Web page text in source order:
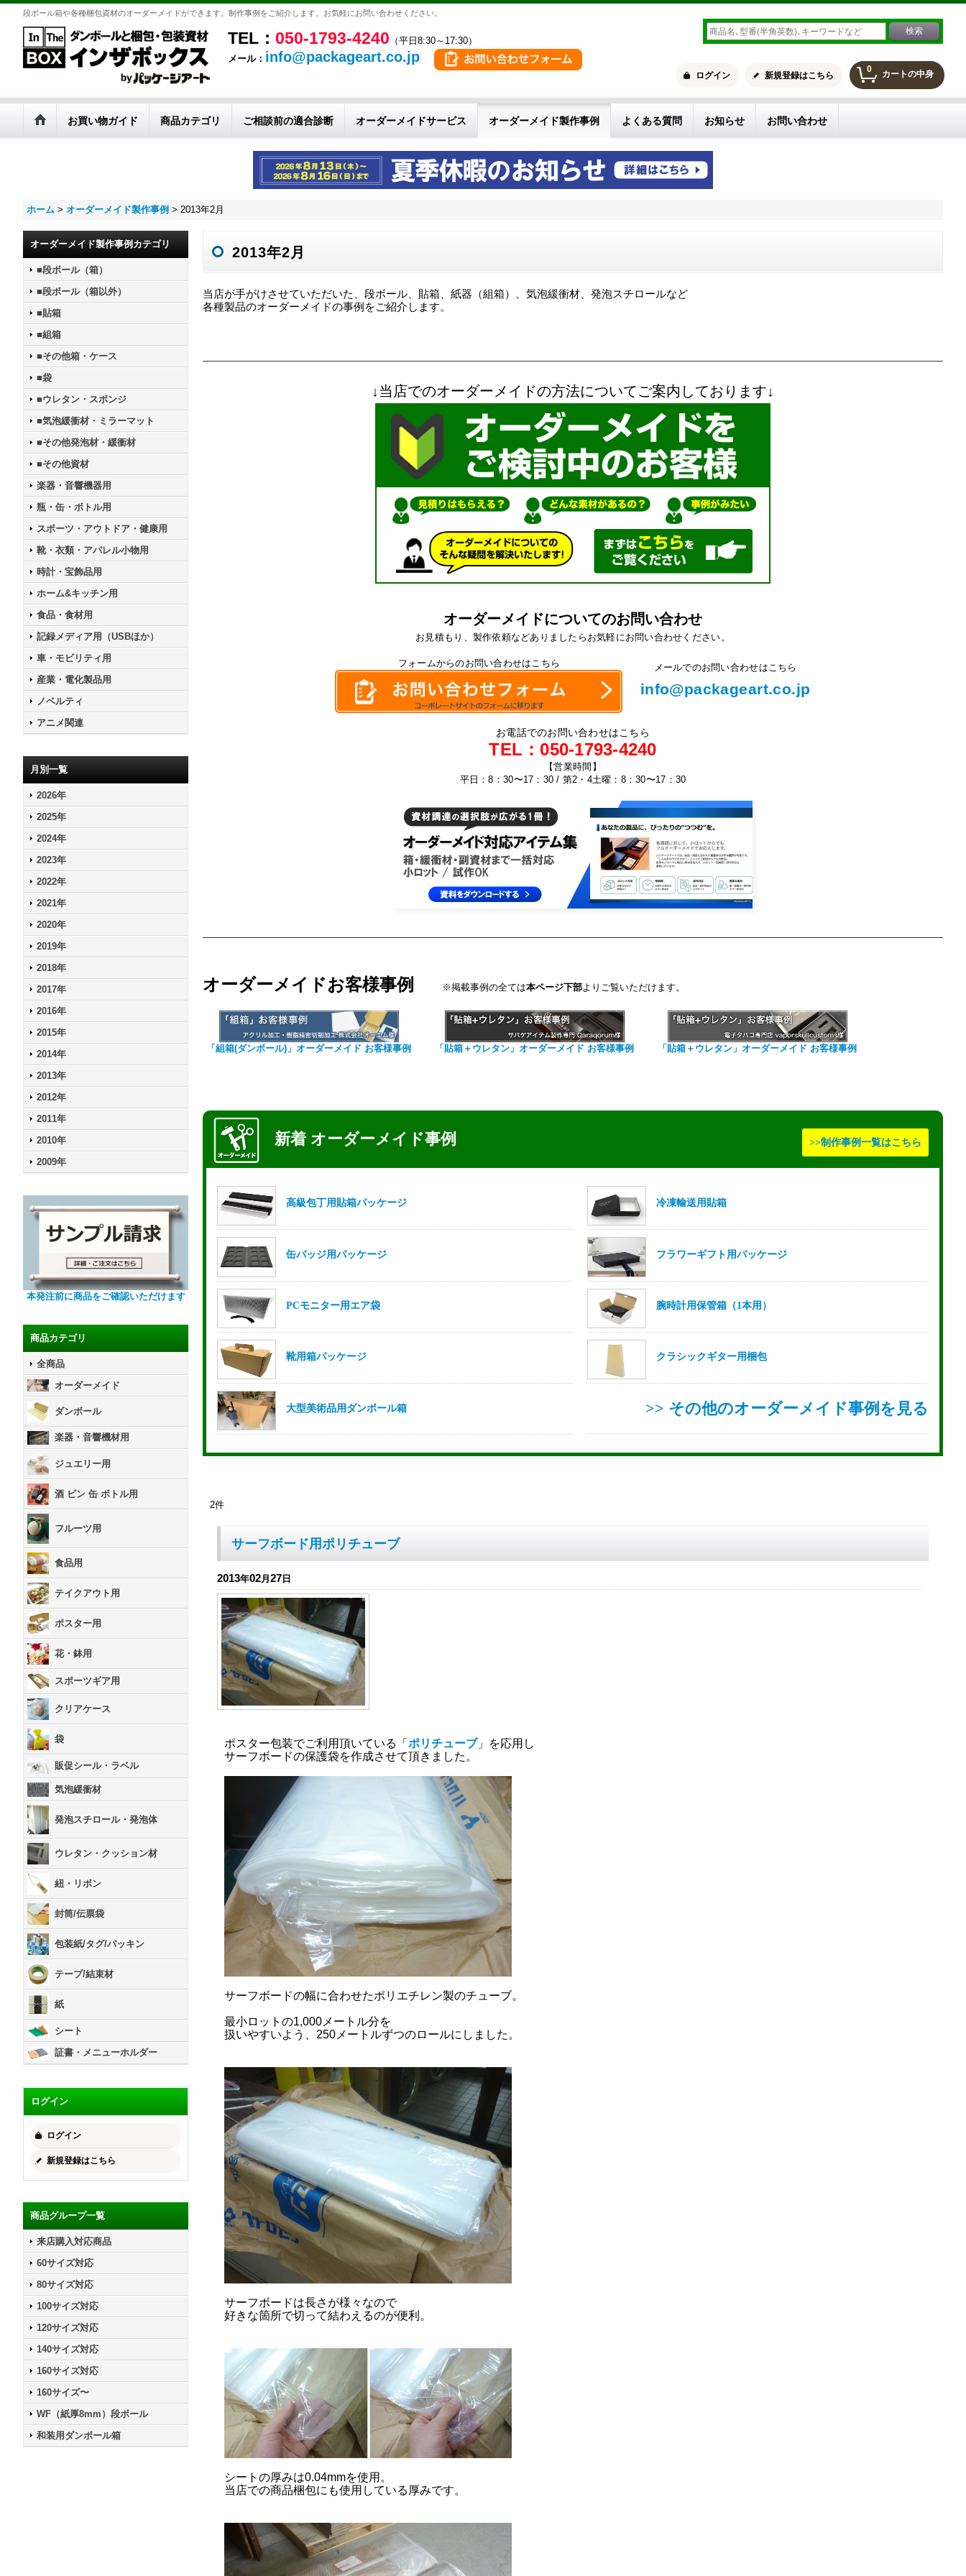
段ボール箱や各種梱包資材のオーダーメイドができます。制作事例をご紹介します。お気軽にお問い合わせください。
TEL： 050-1793-4240 （平日8:30～17:30）
メール： info@packageart.co.jp
0 カートの中身
ログイン 新規登録はこちら
お買い物ガイド 商品カテゴリ ご相談前の適合診断 オーダーメイドサービス オーダーメイド製作事例 よくある質問 お知らせ お問い合わせ
ホーム > オーダーメイド製作事例 > 2013年2月
オーダーメイド製作事例カテゴリ
■段ボール（箱）
■段ボール（箱以外）
■貼箱
■組箱
■その他箱・ケース
■袋
■ウレタン・スポンジ
■気泡緩衝材・ミラーマット
■その他発泡材・緩衝材
■その他資材
楽器・音響機器用
瓶・缶・ボトル用
スポーツ・アウトドア・健康用
靴・衣類・アパレル小物用
時計・宝飾品用
ホーム&キッチン用
食品・食材用
記録メディア用（USBほか）
車・モビリティ用
産業・電化製品用
ノベルティ
アニメ関連
月別一覧
2026年
2025年
2024年
2023年
2022年
2021年
2020年
2019年
2018年
2017年
2016年
2015年
2014年
2013年
2012年
2011年
2010年
2009年
本発注前に商品をご確認いただけます
商品カテゴリ
全商品
オーダーメイド
ダンボール
楽器・音響機材用
ジュエリー用
酒 ビン 缶 ボトル用
フルーツ用
食品用
テイクアウト用
ポスター用
花・鉢用
スポーツギア用
クリアケース
袋
販促シール・ラベル
気泡緩衝材
発泡スチロール・発泡体
ウレタン・クッション材
紐・リボン
封筒/伝票袋
包装紙/タグ/パッキン
テープ/結束材
紙
シート
証書・メニューホルダー
ログイン
ログイン
新規登録はこちら
商品グループ一覧
来店購入対応商品
60サイズ対応
80サイズ対応
100サイズ対応
120サイズ対応
140サイズ対応
160サイズ対応
160サイズ〜
WF（紙厚8mm）段ボール
和装用ダンボール箱
2013年2月
当店が手がけさせていただいた、段ボール、貼箱、紙器（組箱）、気泡緩衝材、発泡スチロールなど
各種製品のオーダーメイドの事例をご紹介します。
↓当店でのオーダーメイドの方法についてご案内しております↓
オーダーメイドについてのお問い合わせ
お見積もり、製作依頼などありましたらお気軽にお問い合わせください。
フォームからのお問い合わせはこちら メールでのお問い合わせはこちら
info@packageart.co.jp
お電話でのお問い合わせはこちら
TEL： 050-1793-4240
【営業時間】
平日：8：30〜17：30 / 第2・4土曜：8：30〜17：30
オーダーメイドお客様事例 ※掲載事例の全ては本ページ下部よりご覧いただけます。
「組箱(ダンボール)」オーダーメイド お客様事例 「貼箱＋ウレタン」オーダーメイド お客様事例 「貼箱＋ウレタン」オーダーメイド お客様事例
2件
サーフボード用ポリチューブ
2013年02月 27 日
ポスター包装でご利用頂いている「 ポリチューブ」を応用し
サーフボードの保護袋を作成させて頂きました。
サーフボードの幅に合わせたポリエチレン製のチューブ。
最小ロットの1,000メートル分を
扱いやすいよう、250メートルずつのロールにしました。
サーフボードは長さが様々なので
好きな箇所で切って結わえるのが便利。
シートの厚みは0.04mmを使用。
当店での商品梱包にも使用している厚みです。